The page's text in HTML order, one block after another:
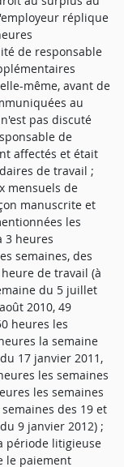
réplique
de responsable
même, avant de
au
pas discuté
de
affectés et était
de travail ;
mensuels de
manuscrite et
les
3 heures
semaines, des
de travail (à
du 5 juillet
2010, 49
heures les
la semaine
17 janvier 2011,
les semaines
les semaines
des 19 et
9 janvier 2012) ;
période litigieuse
le paiement